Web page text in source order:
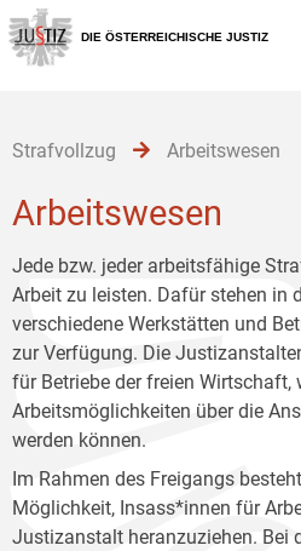
Zur
Hauptnavigation
[1]
Zum
Inhalt
[2]
Zum
Untermenü
[3]
DIE ÖSTERREICHISCHE JUSTIZ
Strafvollzug Arbeitswesen
Arbeitswesen
Jede bzw. jeder arbeitsfähige
Arbeit zu leisten. Dafür stehen in
verschiedene Werkstätten und
zur Verfügung. Die
für Betriebe der freien Wirtschaft,
Arbeitsmöglichkeiten über die
werden können.
Im Rahmen des Freigangs
Möglichkeit, Insass*innen für
Justizanstalt heranzuziehen. Bei